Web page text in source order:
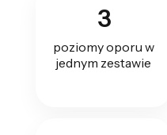
3
poziomy oporu w
jednym zestawie